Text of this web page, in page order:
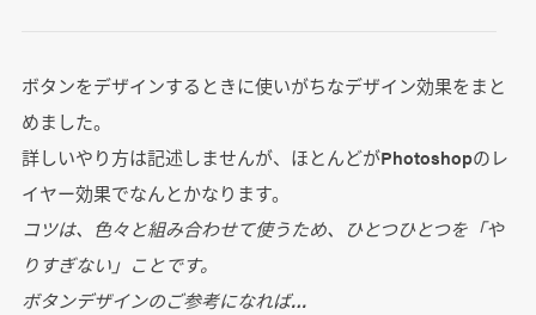
ボタンをデザインするときに使いがちなデザイン効果をまと
めました。
詳しいやり方は記述しませんが、ほとんどがPhotoshopのレ
イヤー効果でなんとかなります。
コツは、色々と組み合わせて使うため、ひとつひとつを「や
りすぎない」ことです。
ボタンデザインのご参考になれば…